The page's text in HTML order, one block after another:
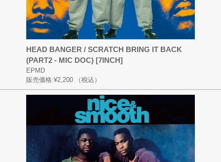
HEAD BANGER / SCRATCH BRING IT BACK
(PART2 - MIC DOC) [7INCH]
EPMD
販売価格:¥2,200 （税込）